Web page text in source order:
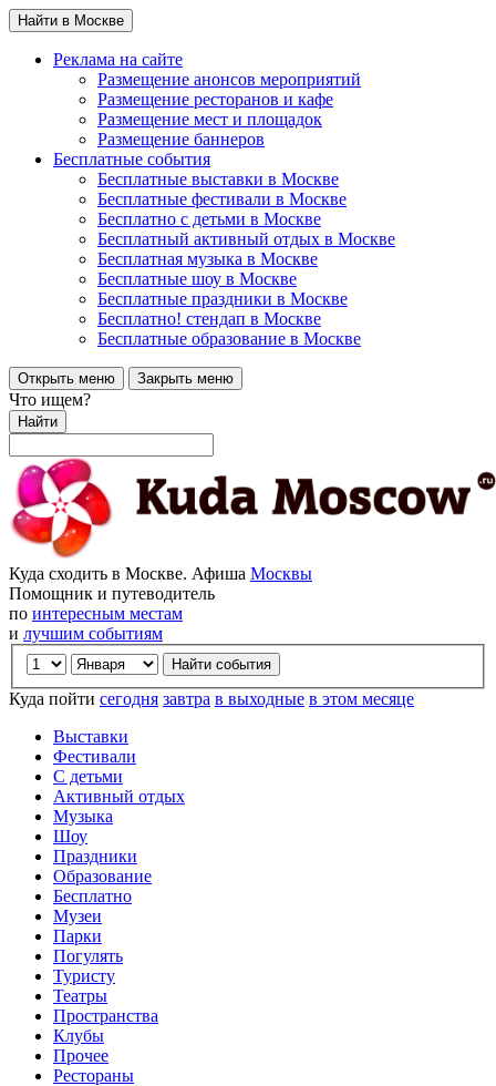
Найти в Москве
Реклама на сайте
Размещение анонсов мероприятий
Размещение ресторанов и кафе
Размещение мест и площадок
Размещение баннеров
Бесплатные события
Бесплатные выставки в Москве
Бесплатные фестивали в Москве
Бесплатно с детьми в Москве
Бесплатный активный отдых в Москве
Бесплатная музыка в Москве
Бесплатные шоу в Москве
Бесплатные праздники в Москве
Бесплатно! стендап в Москве
Бесплатные образование в Москве
Открыть меню Закрыть меню
Что ищем?
Найти
Куда сходить в Москве. Афиша Москвы
Помощник и путеводитель
по интересным местам
и лучшим событиям
Куда пойти сегодня завтра в выходные в этом месяце
Выставки
Фестивали
С детьми
Активный отдых
Музыка
Шоу
Праздники
Образование
Бесплатно
Музеи
Парки
Погулять
Туристу
Театры
Пространства
Клубы
Прочее
Рестораны